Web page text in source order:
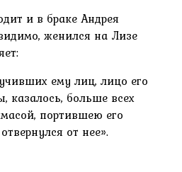
и в браке Андрея
женился на Лизе
ему лиц, лицо его
казалось, больше всех
портившею его
от нее».